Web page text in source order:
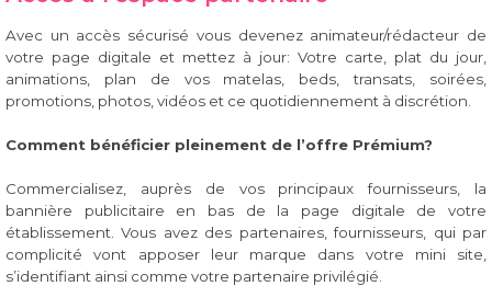
Avec un accès sécurisé vous devenez animateur/rédacteur de
votre page digitale et mettez à jour: Votre carte, plat du jour,
animations, plan de vos matelas, beds, transats, soirées,
promotions, photos, vidéos et ce quotidiennement à discrétion.
Comment bénéficier pleinement de l’offre Prémium?
Commercialisez, auprès de vos principaux fournisseurs, la
bannière publicitaire en bas de la page digitale de votre
établissement. Vous avez des partenaires, fournisseurs, qui par
complicité vont apposer leur marque dans votre mini site,
s’identifiant ainsi comme votre partenaire privilégié.